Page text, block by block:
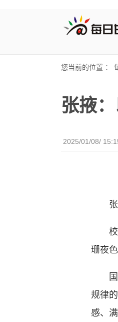
您当前的位置 ：
张掖
2025/01/08/
张
校园
珊夜
国以
规律
感、